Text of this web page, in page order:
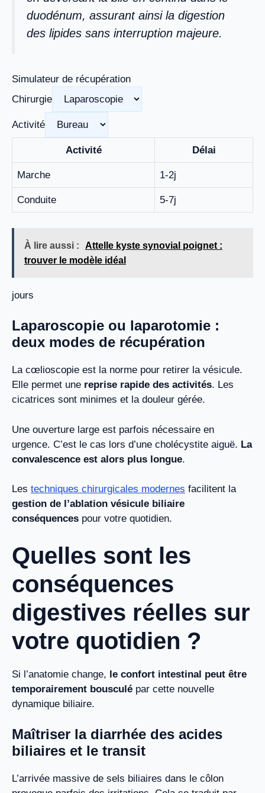
duodénum, assurant ainsi la digestion
des lipides sans interruption majeure.
Simulateur de récupération
Chirurgie
Activité
Activité Délai
Marche 1-2j
Conduite 5-7j
À lire aussi :
Attelle kyste synovial poignet :
trouver le modèle idéal
jours
Laparoscopie ou laparotomie :
deux modes de récupération
La cœlioscopie est la norme pour retirer la vésicule.
Elle permet une reprise rapide des activités. Les
cicatrices sont minimes et la douleur gérée.
Une ouverture large est parfois nécessaire en
urgence. C’est le cas lors d’une cholécystite aiguë. La
convalescence est alors plus longue.
Les techniques chirurgicales modernes facilitent la
gestion de l’ablation vésicule biliaire
conséquences pour votre quotidien.
Quelles sont les
conséquences
digestives réelles sur
votre quotidien ?
Si l’anatomie change, le confort intestinal peut être
temporairement bousculé par cette nouvelle
dynamique biliaire.
Maîtriser la diarrhée des acides
biliaires et le transit
L’arrivée massive de sels biliaires dans le côlon